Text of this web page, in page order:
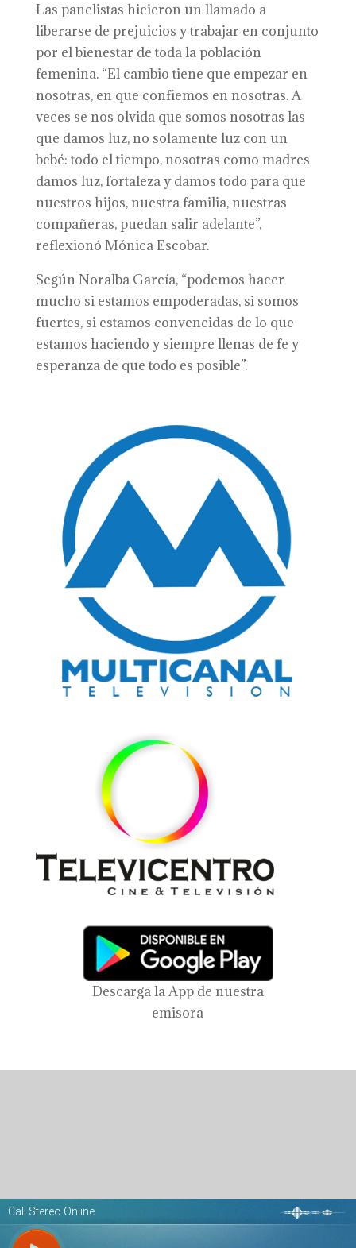
Las panelistas hicieron un llamado a
liberarse de prejuicios y trabajar en conjunto
por el bienestar de toda la población
femenina. “El cambio tiene que empezar en
nosotras, en que confiemos en nosotras. A
veces se nos olvida que somos nosotras las
que damos luz, no solamente luz con un
bebé: todo el tiempo, nosotras como madres
damos luz, fortaleza y damos todo para que
nuestros hijos, nuestra familia, nuestras
compañeras, puedan salir adelante”,
reflexionó Mónica Escobar.
Según Noralba García, “podemos hacer
mucho si estamos empoderadas, si somos
fuertes, si estamos convencidas de lo que
estamos haciendo y siempre llenas de fe y
esperanza de que todo es posible”.
Descarga la App de nuestra
emisora